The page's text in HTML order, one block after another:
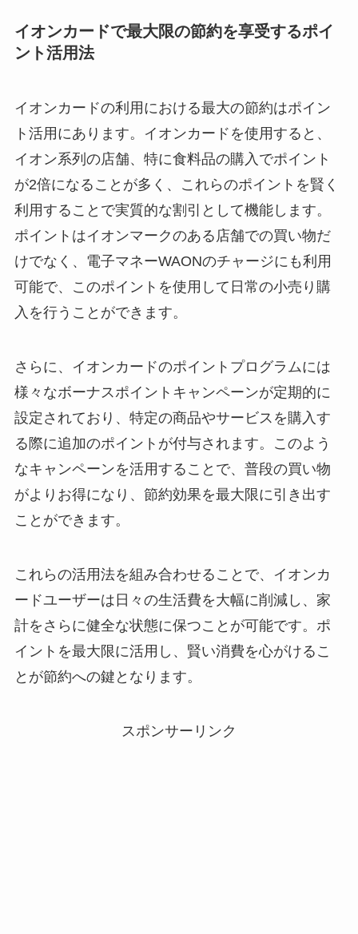
イオンカードで最大限の節約を享受するポイ
ント活用法
イオンカードの利用における最大の節約はポイン
ト活用にあります。イオンカードを使用すると、
イオン系列の店舗、特に食料品の購入でポイント
が2倍になることが多く、これらのポイントを賢く
利用することで実質的な割引として機能します。
ポイントはイオンマークのある店舗での買い物だ
けでなく、電子マネーWAONのチャージにも利用
可能で、このポイントを使用して日常の小売り購
入を行うことができます。
さらに、イオンカードのポイントプログラムには
様々なボーナスポイントキャンペーンが定期的に
設定されており、特定の商品やサービスを購入す
る際に追加のポイントが付与されます。このよう
なキャンペーンを活用することで、普段の買い物
がよりお得になり、節約効果を最大限に引き出す
ことができます。
これらの活用法を組み合わせることで、イオンカ
ードユーザーは日々の生活費を大幅に削減し、家
計をさらに健全な状態に保つことが可能です。ポ
イントを最大限に活用し、賢い消費を心がけるこ
とが節約への鍵となります。
スポンサーリンク